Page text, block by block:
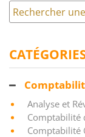
Analyse et
Comptabilité
Comptabilité